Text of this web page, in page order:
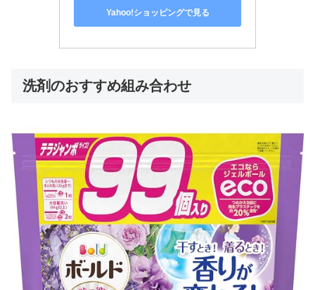
Yahoo!ショッピングで見る
洗剤のおすすめ組み合わせ